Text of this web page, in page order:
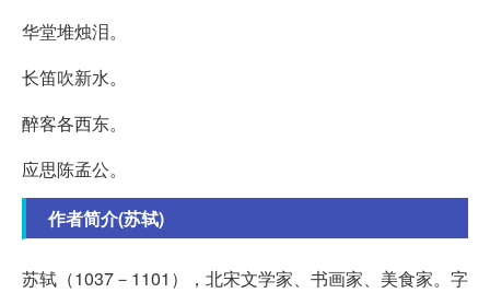
华堂堆烛泪。
长笛吹新水。
醉客各西东。
应思陈孟公。
作者简介(苏轼)
苏轼（1037－1101），北宋文学家、书画家、美食家。字